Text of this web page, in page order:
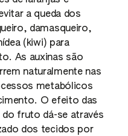
a queda dos
damasqueiro,
(kiwi) para
As auxinas são
naturalmente nas
metabólicos
O efeito das
do fruto dá-se através
dos tecidos por